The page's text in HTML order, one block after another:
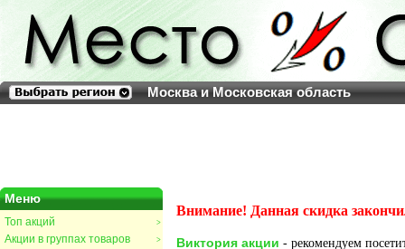
Москва и Московская область
Меню
>
Топ акций
>
Акции в группах товаров
Внимание! Данная скидка
Виктория акции - рекомендуем